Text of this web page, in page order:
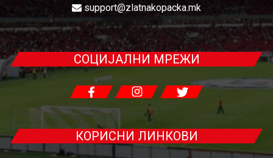
support@zlatnakopacka.mk
СОЦИЈАЛНИ МРЕЖИ
КОРИСНИ ЛИНКОВИ